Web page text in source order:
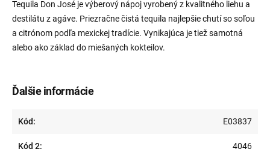
Ďalšie informácie
Kód: E03837
Kód 2: 4046
Tequila Don José je výberový nápoj vyrobený z kvalitného liehu a
destilátu z agáve. Priezračne čistá tequila najlepšie chutí so soľou
a citrónom podľa mexickej tradície. Vynikajúca je tiež samotná
alebo ako základ do miešaných kokteilov.